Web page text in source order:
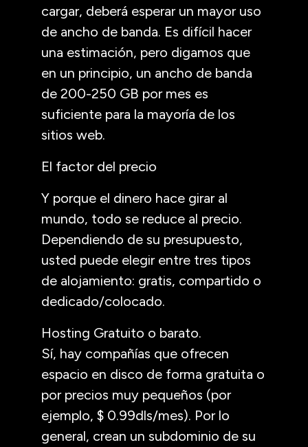
cargar, deberá esperar un mayor uso
de ancho de banda. Es difícil hacer
una estimación, pero digamos que
en un principio, un ancho de banda
de 200-250 GB por mes es
suficiente para la mayoría de los
sitios web.
El factor del precio
Y porque el dinero hace girar al
mundo, todo se reduce al precio.
Dependiendo de su presupuesto,
usted puede elegir entre tres tipos
de alojamiento: gratis, compartido o
dedicado/colocado.
Hosting Gratuito o barato.
Sí, hay compañías que ofrecen
espacio en disco de forma gratuita o
por precios muy pequeños (por
ejemplo, $ 0.99dls/mes). Por lo
general, crean un subdominio de su